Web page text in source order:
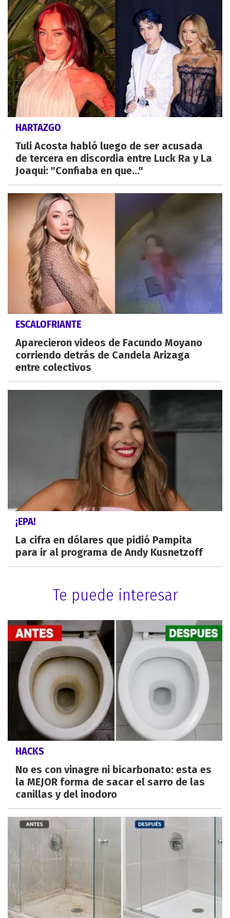
HARTAZGO
Tuli Acosta habló luego de ser acusada
de tercera en discordia entre Luck Ra y La
Joaqui: "Confiaba en que..."
ESCALOFRIANTE
Aparecieron videos de Facundo Moyano
corriendo detrás de Candela Arizaga
entre colectivos
¡EPA!
La cifra en dólares que pidió Pampita
para ir al programa de Andy Kusnetzoff
Te puede interesar
HACKS
No es con vinagre ni bicarbonato: esta es
la MEJOR forma de sacar el sarro de las
canillas y del inodoro